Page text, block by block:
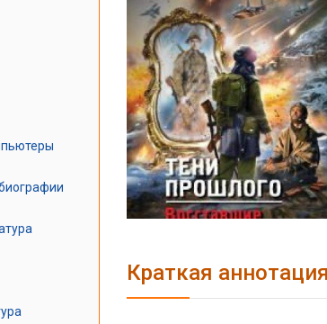
Краткая аннотация